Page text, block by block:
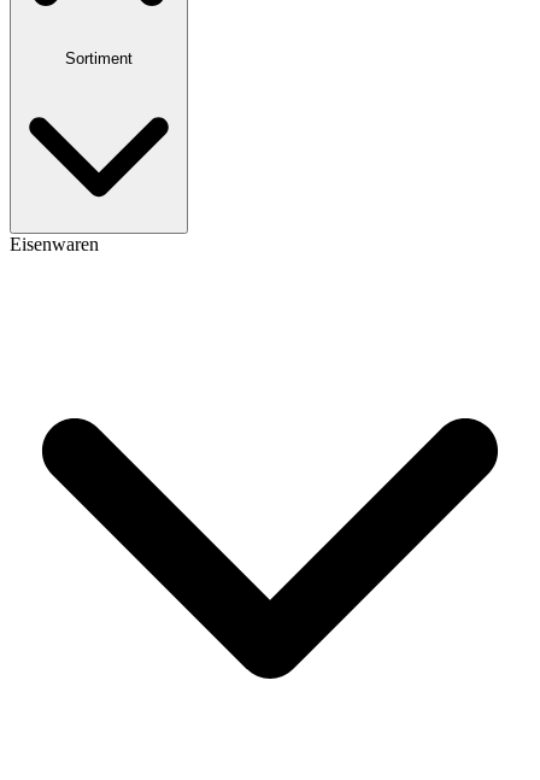
Sortiment
Eisenwaren